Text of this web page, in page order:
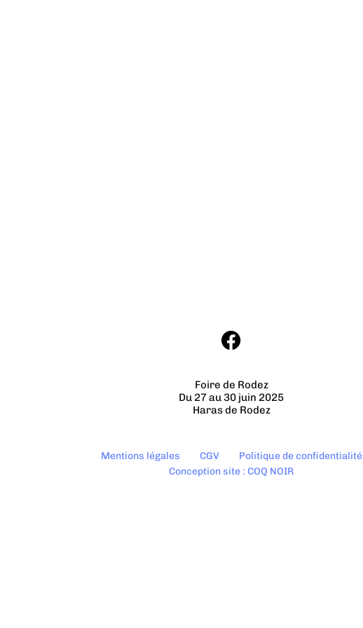
Foire de Rodez
Du 27 au 30 juin 2025
Haras de Rodez
Mentions légales CGV
Politique de confidentialité
Conception site : COQ NOIR